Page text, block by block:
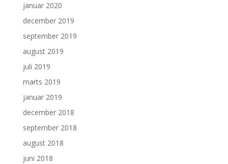
januar 2020
december 2019
september 2019
august 2019
juli 2019
marts 2019
januar 2019
december 2018
september 2018
august 2018
juni 2018